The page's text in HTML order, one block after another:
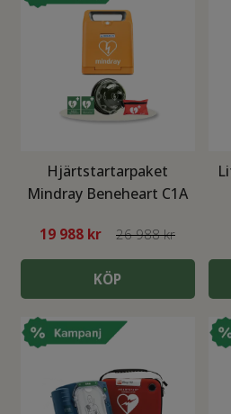
Hos oss ingår alltid 8 års
beställer enkelt online med
Köp din hjärtstartare
rådgivning, support och en
Hjärtstartarpaket
Mindray Beneheart C1A
19 988 kr 26 988 kr
KÖP